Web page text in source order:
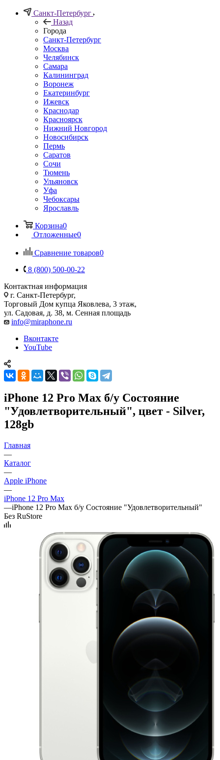
Санкт-Петербург
Назад
Города
Санкт-Петербург
Москва
Челябинск
Самара
Калининград
Воронеж
Екатеринбург
Ижевск
Краснодар
Красноярск
Нижний Новгород
Новосибирск
Пермь
Саратов
Сочи
Тюмень
Ульяновск
Уфа
Чебоксары
Ярославль
Корзина0
Отложенные0
Сравнение товаров0
8 (800) 500-00-22
Контактная информация
г. Санкт-Петербург,
Торговый Дом купца Яковлева, 3 этаж,
ул. Садовая, д. 38, м. Сенная площадь
info@miraphone.ru
Вконтакте
YouTube
iPhone 12 Pro Max б/у Состояние
"Удовлетворительный", цвет - Silver,
128gb
Главная
—
Каталог
—
Apple iPhone
—
iPhone 12 Pro Max
—iPhone 12 Pro Max б/у Состояние "Удовлетворительный"
Без RuStore